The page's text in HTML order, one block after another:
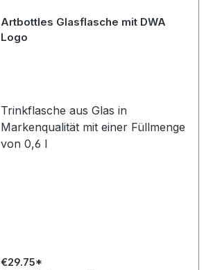
Artbottles Glasflasche mit DWA
Logo
Trinkflasche aus Glas in
Markenqualität mit einer Füllmenge
von 0,6 l
€29.75*